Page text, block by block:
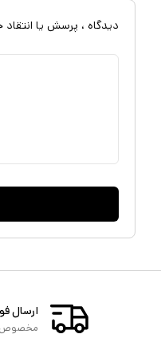
سختی کنترل ها برروی گوشی
پشتیبانی نمی کنند. به
دیدگاه ، پرسش یا انتقاد
ارسال
مخصوص